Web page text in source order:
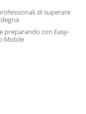
di superare
preparando con Easy-
Mobile